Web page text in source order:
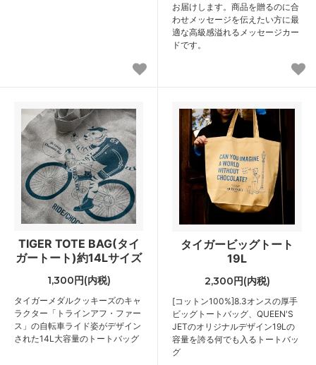
お届けします。商品を贈るのに合
わせメッセージを伝えたい方に最
適な高級感溢れるメッセージカー
ドです。
TIGER TOTE BAG(タイ
ガートート)約14Lサイズ
1,300円(内税)
タイガーメダルクッキーズのキャ
ラクター「トラインアフ・ファー
ス」の自転車ライド姿がデザイン
された14L大容量のトートバッグ
タイガービッグトート
19L
2,300円(内税)
[コットン100%]8.3オンスの厚手
ビッグトートバッグ、QUEEN'S
JETのオリジナルデザイン19Lの
容量を誇る何でも入るトートバッ
グ